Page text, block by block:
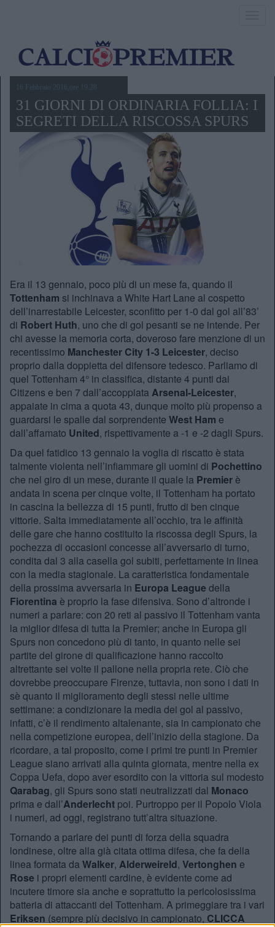
16 Febbraio 2016,ore 19.28
31 GIORNI DI ORDINARIA FOLLIA: I
SEGRETI DELLA RISCOSSA SPURS
Era il 13 gennaio, poco più di un mese fa, quando il
Tottenham si inchinava a White Hart Lane al cospetto
dell’inarrestabile Leicester, sconfitto per 1-0 dal gol all’83’
di Robert Huth, uno che di gol pesanti se ne intende. Per
chi avesse la memoria corta, doveroso fare menzione di un
recentissimo Manchester City 1-3 Leicester, deciso
proprio dalla doppietta del difensore tedesco. Parliamo di
quel Tottenham 4° in classifica, distante 4 punti dai
Citizens e ben 7 dall’accoppiataArsenal-Leicester,
appaiate in cima a quota 43, dunque molto più propenso a
guardarsi le spalle dal sorprendente West Ham e
dall’affamato United, rispettivamente a -1 e -2 dagli Spurs.
Da quel fatidico 13 gennaio la voglia di riscatto è stata
talmente violenta nell’infiammare gli uomini di Pochettino
che nel giro di un mese, durante il quale la Premier è
andata in scena per cinque volte, il Tottenham ha portato
in cascina la bellezza di 15 punti, frutto di ben cinque
vittorie. Salta immediatamente all’occhio, tra le affinità
delle gare che hanno costituito la riscossa degli Spurs, la
pochezza di occasioni concesse all’avversario di turno,
condita dal 3 alla casella gol subiti, perfettamente in linea
con la media stagionale. La caratteristica fondamentale
della prossima avversaria in Europa League della
Fiorentina è proprio la fase difensiva. Sono d’altronde i
numeri a parlare: con 20 reti al passivo il Tottenham vanta
la miglior difesa di tutta la Premier; anche in Europa gli
Spurs non concedono più di tanto, in quanto nelle sei
partite del girone di qualificazione hanno raccolto
altrettante sei volte il pallone nella propria rete. Ciò che
dovrebbe preoccupare Firenze, tuttavia, non sono i dati in
sè quanto il miglioramento degli stessi nelle ultime
settimane: a condizionare la media dei gol al passivo,
infatti, c’è il rendimento altalenante, sia in campionato che
nella competizione europea, dell’inizio della stagione. Da
ricordare, a tal proposito, come i primi tre punti in Premier
League siano arrivati alla quinta giornata, mentre nella ex
Coppa Uefa, dopo aver esordito con la vittoria sul modesto
Qarabag, gli Spurs sono stati neutralizzati dal Monaco
prima e dall’Anderlecht poi. Purtroppo per il Popolo Viola
i numeri, ad oggi, registrano tutt’altra situazione.
Tornando a parlare dei punti di forza della squadra
londinese, oltre alla già citata ottima difesa, che fa della
linea formata daWalker, Alderweireld, Vertonghen e
Rose i propri elementi cardine, è evidente come ad
incutere timore sia anche e soprattutto la pericolosissima
batteria di attaccanti del Tottenham. A primeggiare tra i vari
Eriksen (sempre più decisivo in campionato, CLICCA